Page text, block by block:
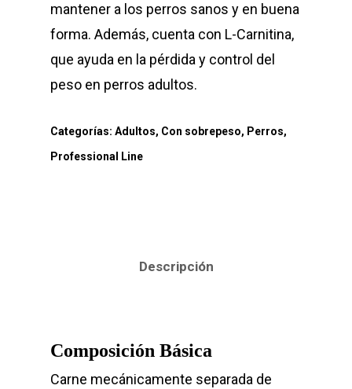
mantener a los perros sanos y en buena
forma. Además, cuenta con L-Carnitina,
que ayuda en la pérdida y control del
peso en perros adultos.
Categorías: Adultos, Con sobrepeso, Perros,
Professional Line
Descripción
Composición Básica
Carne mecánicamente separada de